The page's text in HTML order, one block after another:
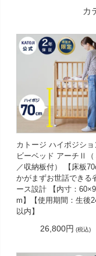
カ
カトージ ハイポジショ
ビーベッド アーチⅡ（
／収納板付） 【床板
かがまずお世話できる
ース設計 【内寸：
m】【使用期間：生後
以内】
26,800円 (税込)